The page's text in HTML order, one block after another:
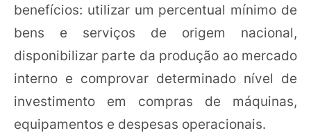
benefícios: utilizar um percentual mínimo de
bens e serviços de origem nacional,
disponibilizar parte da produção ao mercado
interno e comprovar determinado nível de
investimento em compras de máquinas,
equipamentos e despesas operacionais.